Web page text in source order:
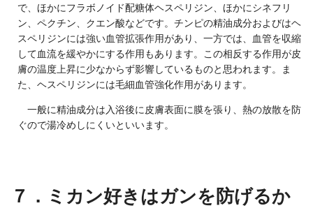
で、ほかにフラボノイド配糖体ヘスペリジン、ほかにシネフリ
ン、ペクチン、クエン酸などです。チンピの精油成分およびはヘ
スペリジンには強い血管拡張作用があり、一方では、血管を収縮
して血流を緩やかにする作用もあります。この相反する作用が皮
膚の温度上昇に少なからず影響しているものと思われます。ま
た、ヘスペリジンには毛細血管強化作用があります。
一般に精油成分は入浴後に皮膚表面に膜を張り、熱の放散を防
ぐので湯冷めしにくいといいます。
７．ミカン好きはガンを防げるか